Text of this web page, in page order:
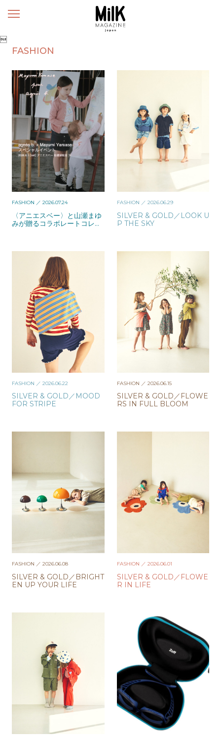
メ

FASHION
FASHION ／ 2026.07.24
〈アニエスベー〉と山瀬まゆ
みが贈るコラボレートコレク
FASHION ／ 2026.06.29
SILVER & GOLD／LOOK U
P THE SKY
FASHION ／ 2026.06.22
SILVER & GOLD／MOOD
FOR STRIPE
FASHION ／ 2026.06.15
SILVER & GOLD／FLOWE
RS IN FULL BLOOM
FASHION ／ 2026.06.08
SILVER & GOLD／BRIGHT
EN UP YOUR LIFE
FASHION ／ 2026.06.01
SILVER & GOLD／FLOWE
R IN LIFE